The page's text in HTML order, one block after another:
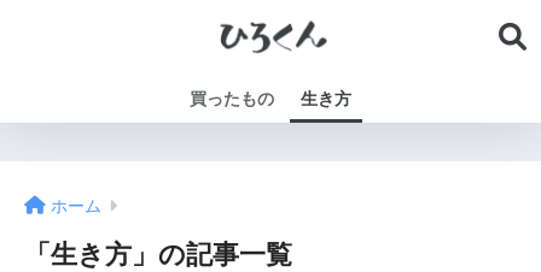
買ったもの 生き方
ホーム
「生き方」の記事一覧